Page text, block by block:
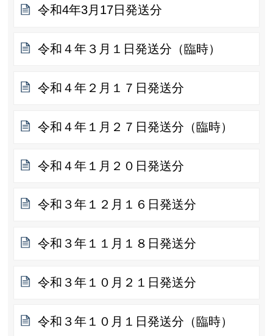
令和4年3月17日発送分
令和４年３月１日発送分（臨時）
令和４年２月１７日発送分
令和４年１月２７日発送分（臨時）
令和４年１月２０日発送分
令和３年１２月１６日発送分
令和３年１１月１８日発送分
令和３年１０月２１日発送分
令和３年１０月１日発送分（臨時）